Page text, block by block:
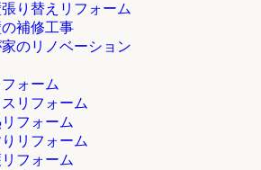
り替えリフォーム
補修工事
のリノベーション
ォーム
リフォーム
フォーム
リフォーム
フォーム